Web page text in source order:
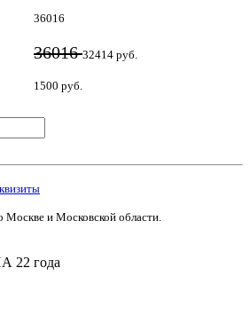
36016
3601632414 руб.
1500 руб.
Москве и Московской области.